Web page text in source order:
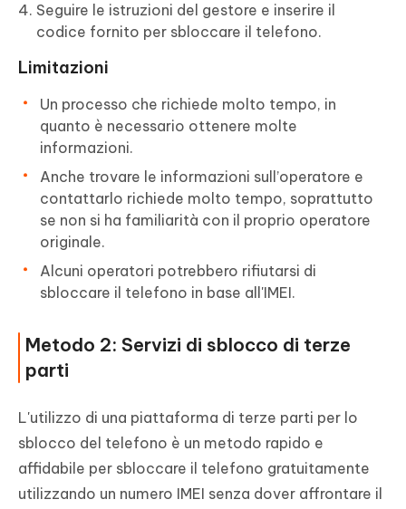
Seguire le istruzioni del gestore e inserire il
codice fornito per sbloccare il telefono.
Limitazioni
Un processo che richiede molto tempo, in
quanto è necessario ottenere molte
informazioni.
Anche trovare le informazioni sull’operatore e
contattarlo richiede molto tempo, soprattutto
se non si ha familiarità con il proprio operatore
originale.
Alcuni operatori potrebbero rifiutarsi di
sbloccare il telefono in base all'IMEI.
Metodo 2: Servizi di sblocco di terze
parti
L'utilizzo di una piattaforma di terze parti per lo
sblocco del telefono è un metodo rapido e
affidabile per sbloccare il telefono gratuitamente
utilizzando un numero IMEI senza dover affrontare il